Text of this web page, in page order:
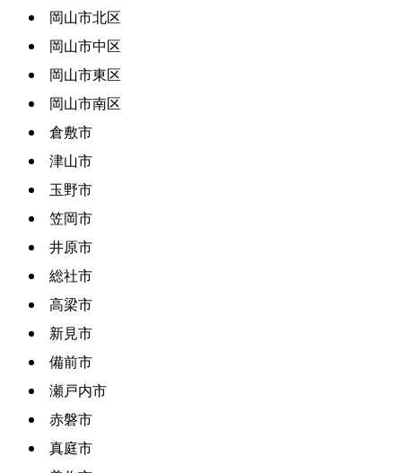
岡山市北区
岡山市中区
岡山市東区
岡山市南区
倉敷市
津山市
玉野市
笠岡市
井原市
総社市
高梁市
新見市
備前市
瀬戸内市
赤磐市
真庭市